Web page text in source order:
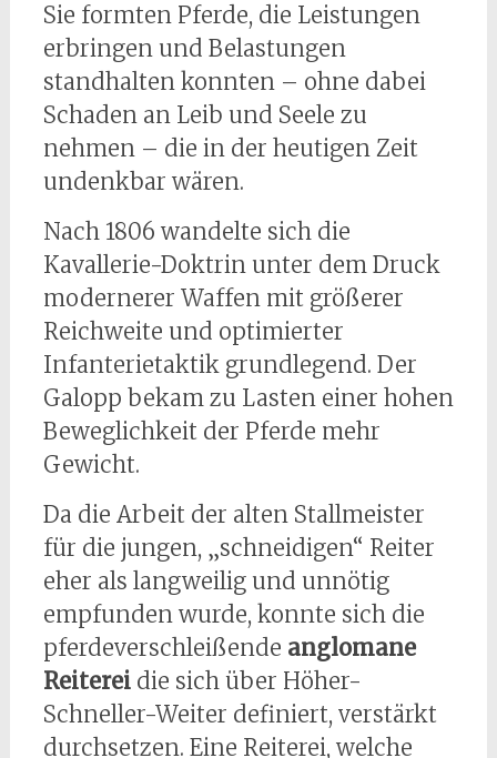
Sie formten Pferde, die Leistungen
erbringen und Belastungen
standhalten konnten – ohne dabei
Schaden an Leib und Seele zu
nehmen – die in der heutigen Zeit
undenkbar wären.
Nach 1806 wandelte sich die
Kavallerie-Doktrin unter dem Druck
modernerer Waffen mit größerer
Reichweite und optimierter
Infanterietaktik grundlegend. Der
Galopp bekam zu Lasten einer hohen
Beweglichkeit der Pferde mehr
Gewicht.
Da die Arbeit der alten Stallmeister
für die jungen, „schneidigen“ Reiter
eher als langweilig und unnötig
empfunden wurde, konnte sich die
pferdeverschleißende anglomane
Reitereidie sich über Höher-
Schneller-Weiter definiert, verstärkt
durchsetzen. Eine Reiterei, welche